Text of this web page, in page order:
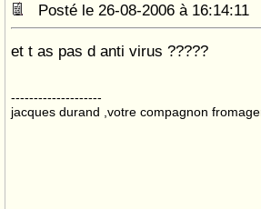
Posté le 26-08-2006 à
et t as pas d anti virus ?????
--------------------
jacques durand ,votre compagnon